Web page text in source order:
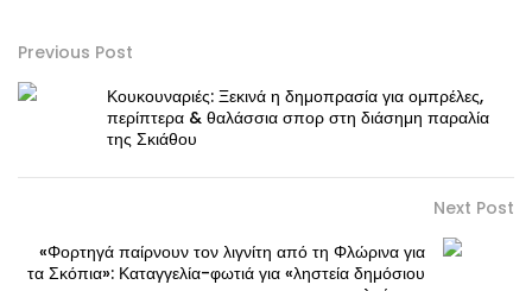
Previous Post
Κουκουναριές: Ξεκινά η δημοπρασία για ομπρέλες,
περίπτερα & θαλάσσια σπορ στη διάσημη παραλία
της Σκιάθου
Next Post
«Φορτηγά παίρνουν τον λιγνίτη από τη Φλώρινα για
τα Σκόπια»: Καταγγελία-φωτιά για «ληστεία δημόσιου